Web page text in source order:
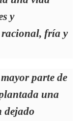
y
racional, fría y
parte de
una
dejado